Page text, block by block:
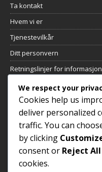
Ta kontakt
Hvem vi er
Tjenestevilkår
Ditt personvern
Retningslinjer for
NYLIGE INNLEGG
Carlos Alberto Torres:
Klubbprestasjoner, Arv
Sokrates:
Rivaldo: VM-prestasjoner,
We respect your
Cookies help us
deliver personalized
traffic. You can
by clicking
consent or Reject All
cookies.